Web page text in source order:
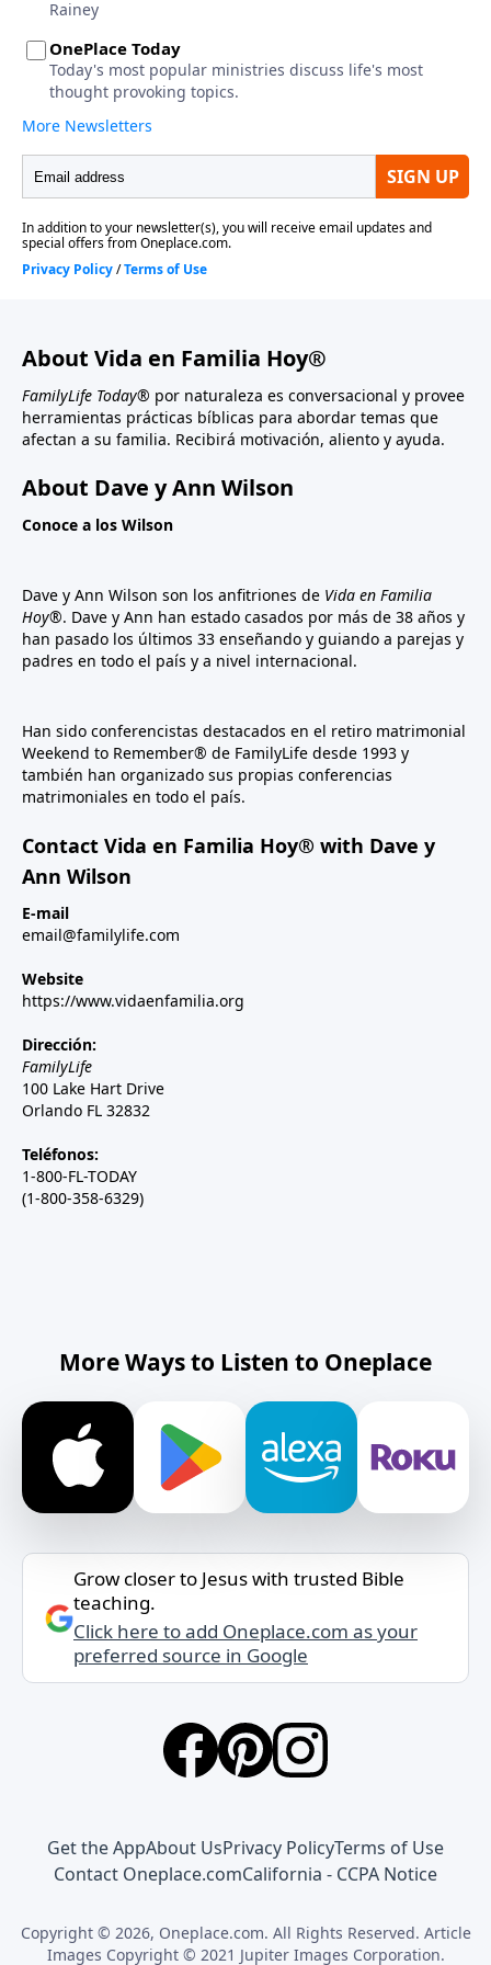
About Vida en Familia Hoy®
FamilyLife Today® por naturaleza es conversacional y provee
herramientas prácticas bíblicas para abordar temas que
afectan a su familia. Recibirá motivación, aliento y ayuda.
About Dave y Ann Wilson
Conoce a los Wilson
Dave y Ann Wilson son los anfitriones de Vida en Familia
Hoy®. Dave y Ann han estado casados por más de 38 años y
han pasado los últimos 33 enseñando y guiando a parejas y
padres en todo el país y a nivel internacional.
Han sido conferencistas destacados en el retiro matrimonial
Weekend to Remember® de FamilyLife desde 1993 y
también han organizado sus propias conferencias
matrimoniales en todo el país.
Contact Vida en Familia Hoy® with Dave y
Ann Wilson
E-mail
email@familylife.com
Website
https://www.vidaenfamilia.org
Dirección:
FamilyLife
100 Lake Hart Drive
Orlando FL 32832
Teléfonos:
1-800-FL-TODAY
(1-800-358-6329)
More Ways to Listen to Oneplace
Grow closer to Jesus with trusted Bible
teaching.
Click here to add Oneplace.com as your
preferred source in Google
Get the AppAbout UsPrivacy PolicyTerms of Use
Contact Oneplace.comCalifornia - CCPA Notice
Copyright © 2026, Oneplace.com. All Rights Reserved. Article
Images Copyright © 2021 Jupiter Images Corporation.